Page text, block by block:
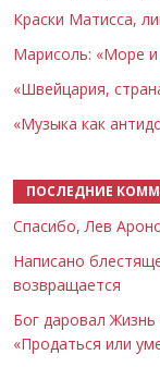
Краски Матисса,
Марисоль: «Море и
«Швейцария,
«Музыка как
ПОСЛЕДНИЕ
Спасибо, Лев
Написано
возвращается
Бог даровал
«Продаться или